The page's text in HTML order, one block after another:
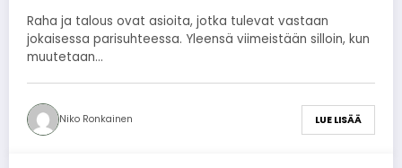
Raha ja talous ovat asioita, jotka tulevat vastaan
jokaisessa parisuhteessa. Yleensä viimeistään silloin, kun
muutetaan…
Niko Ronkainen LUE LISÄÄ